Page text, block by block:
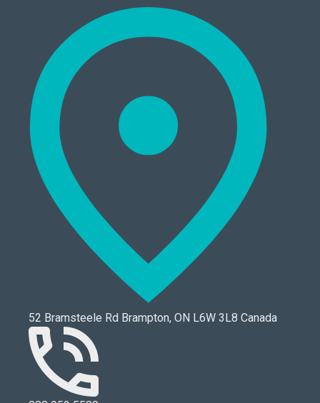
52 Bramsteele Rd Brampton, ON L6W 3L8 Canada